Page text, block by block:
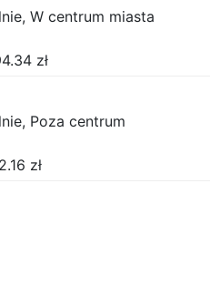
W centrum miasta
zł
Poza centrum
zł